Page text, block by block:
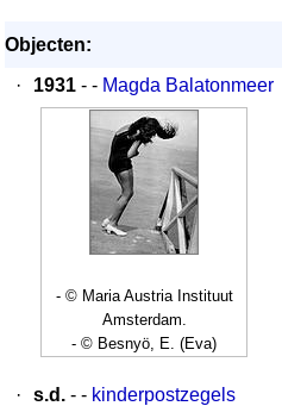
Objecten:
·
1931 - - Magda Balatonmeer
- © Maria Austria Instituut
Amsterdam.
- © Besnyö, E. (Eva)
· s.d. - - kinderpostzegels